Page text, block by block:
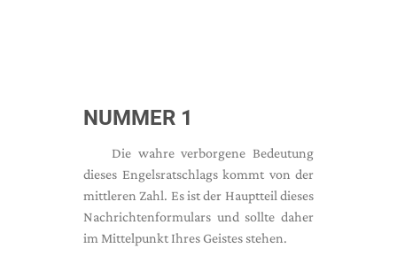
NUMMER 1
Die wahre verborgene Bedeutung
dieses Engelsratschlags kommt von der
mittleren Zahl. Es ist der Hauptteil dieses
Nachrichtenformulars und sollte daher
im Mittelpunkt Ihres Geistes stehen.